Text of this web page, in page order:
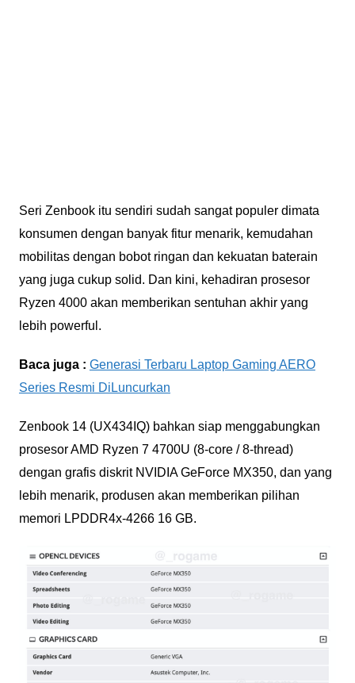
Seri Zenbook itu sendiri sudah sangat populer dimata
konsumen dengan banyak fitur menarik, kemudahan
mobilitas dengan bobot ringan dan kekuatan baterain
yang juga cukup solid. Dan kini, kehadiran prosesor
Ryzen 4000 akan memberikan sentuhan akhir yang
lebih powerful.
Baca juga : Generasi Terbaru Laptop Gaming AERO
Series Resmi DiLuncurkan
Zenbook 14 (UX434IQ) bahkan siap menggabungkan
prosesor AMD Ryzen 7 4700U (8-core / 8-thread)
dengan grafis diskrit NVIDIA GeForce MX350, dan yang
lebih menarik, produsen akan memberikan pilihan
memori LPDDR4x-4266 16 GB.